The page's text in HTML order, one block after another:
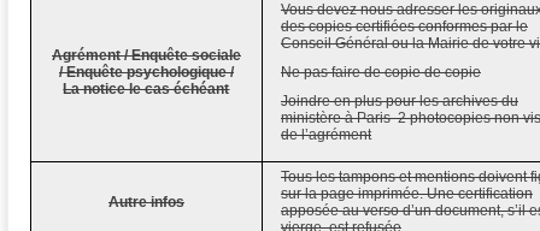
Agrément / Enquête sociale
/ Enquête psychologique /
La notice le cas échéant
Vous devez nous adresser les
des copies certifiées conformes par le
Conseil Général ou la Mairie de votre
Ne pas faire de copie de copie
Joindre en plus pour les archives du
ministère à Paris 2 photocopies non
de l’agrément
Autre infos
Tous les tampons et mentions doivent
sur la page imprimée. Une certification
apposée au verso d’un document, s’il
vierge, est refusée